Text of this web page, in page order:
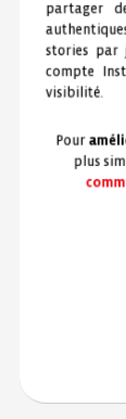
partager
stories par
compte
visibilité.
Pour
plus